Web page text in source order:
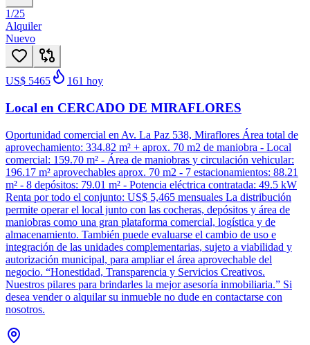
1/25
Alquiler
Nuevo
US$ 5465 161 hoy
Local en CERCADO DE MIRAFLORES
Oportunidad comercial en Av. La Paz 538, Miraflores Área total de
aprovechamiento: 334.82 m² + aprox. 70 m2 de maniobra - Local
comercial: 159.70 m² - Área de maniobras y circulación vehicular:
196.17 m² aprovechables aprox. 70 m2 - 7 estacionamientos: 88.21
m² - 8 depósitos: 79.01 m² - Potencia eléctrica contratada: 49.5 kW
Renta por todo el conjunto: US$ 5,465 mensuales La distribución
permite operar el local junto con las cocheras, depósitos y área de
maniobras como una gran plataforma comercial, logística y de
almacenamiento. También puede evaluarse el cambio de uso e
integración de las unidades complementarias, sujeto a viabilidad y
autorización municipal, para ampliar el área aprovechable del
negocio. “Honestidad, Transparencia y Servicios Creativos.
Nuestros pilares para brindarles la mejor asesoría inmobiliaria.” Si
desea vender o alquilar su inmueble no dude en contactarse con
nosotros.